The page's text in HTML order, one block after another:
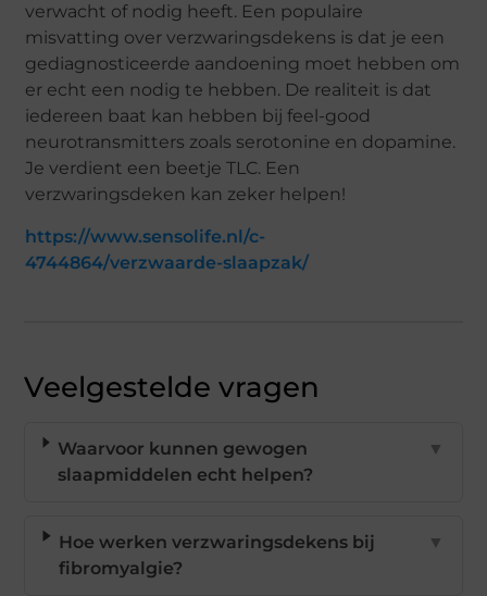
verwacht of nodig heeft. Een populaire
misvatting over verzwaringsdekens is dat je een
gediagnosticeerde aandoening moet hebben om
er echt een nodig te hebben. De realiteit is dat
iedereen baat kan hebben bij feel-good
neurotransmitters zoals serotonine en dopamine.
Je verdient een beetje TLC. Een
verzwaringsdeken kan zeker helpen!
https://www.sensolife.nl/c-
4744864/verzwaarde-slaapzak/
Veelgestelde vragen
Waarvoor kunnen gewogen
slaapmiddelen echt helpen?
▼
Hoe werken verzwaringsdekens bij
fibromyalgie?
▼